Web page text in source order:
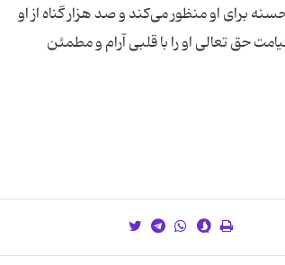
براى او منظور مى‏‌کند و صد هزار گناه از او
حق تعالى او را با قلبى آرام و مطمئن